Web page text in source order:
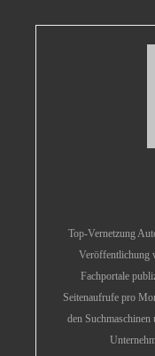
Top-Vernetzung
Veröffentlichung
Fachportale
Seitenaufrufe pro
den